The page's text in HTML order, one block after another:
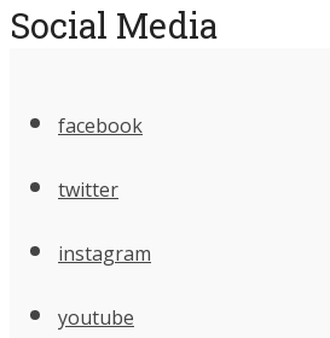
Social Media
facebook
twitter
instagram
youtube